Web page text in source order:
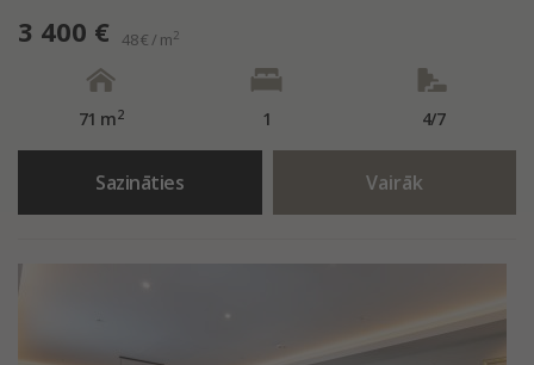
3 400 € 48 € / m2
71 m2 1 4/7
Sazināties Vairāk